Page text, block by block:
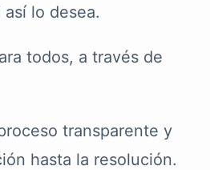
lo desea.
todos, a través de
transparente y
hasta la resolución.